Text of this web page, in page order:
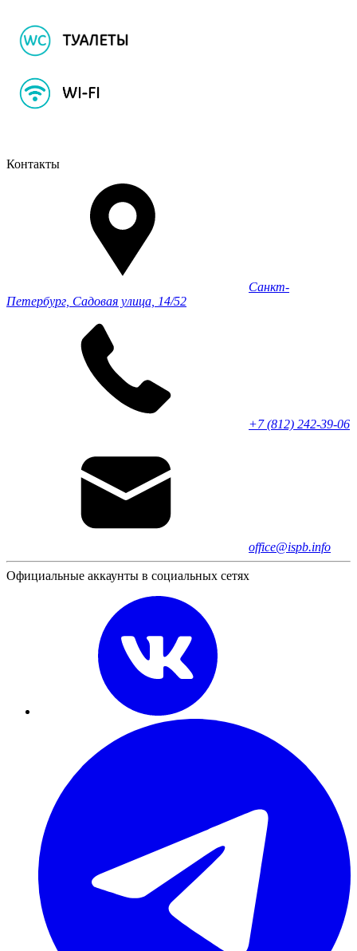
Контакты
Санкт-
Петербург, Садовая улица, 14/52
+7 (812) 242-39-06
office@ispb.info
Официальные аккаунты в социальных сетях